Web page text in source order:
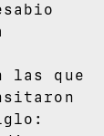
las que